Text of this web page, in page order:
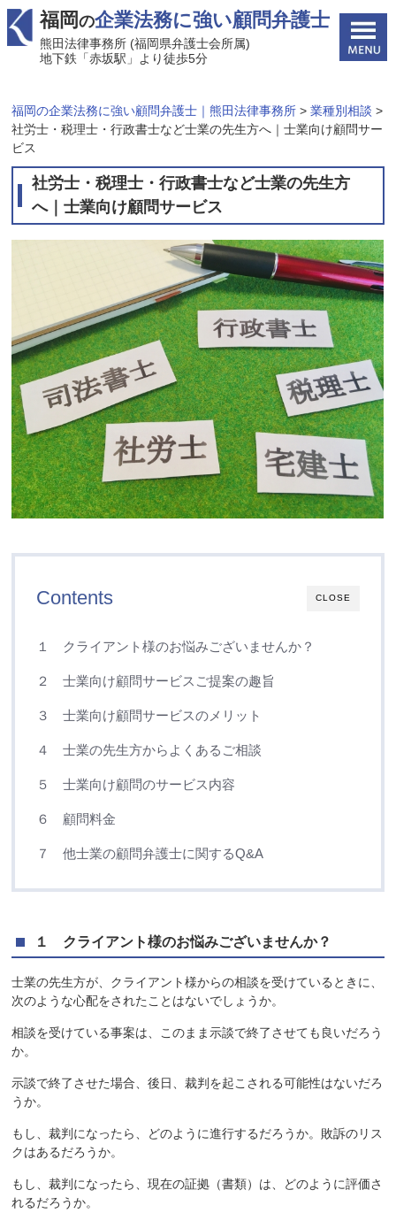
福岡の企業法務に強い顧問弁護士
熊田法律事務所 (福岡県弁護士会所属)
地下鉄「赤坂駅」より徒歩5分
福岡の企業法務に強い顧問弁護士｜熊田法律事務所 >業種別相談 >
社労士・税理士・行政書士など士業の先生方へ｜士業向け顧問サー
ビス
社労士・税理士・行政書士など士業の先生方
へ｜士業向け顧問サービス
CLOSE
Contents
１ クライアント様のお悩みございませんか？
２ 士業向け顧問サービスご提案の趣旨
３ 士業向け顧問サービスのメリット
４ 士業の先生方からよくあるご相談
５ 士業向け顧問のサービス内容
６ 顧問料金
７ 他士業の顧問弁護士に関するQ&A
１ クライアント様のお悩みございませんか？
士業の先生方が、クライアント様からの相談を受けているときに、
次のような心配をされたことはないでしょうか。
相談を受けている事案は、このまま示談で終了させても良いだろう
か。
示談で終了させた場合、後日、裁判を起こされる可能性はないだろ
うか。
もし、裁判になったら、どのように進行するだろうか。敗訴のリス
クはあるだろうか。
もし、裁判になったら、現在の証拠（書類）は、どのように評価さ
れるだろうか。